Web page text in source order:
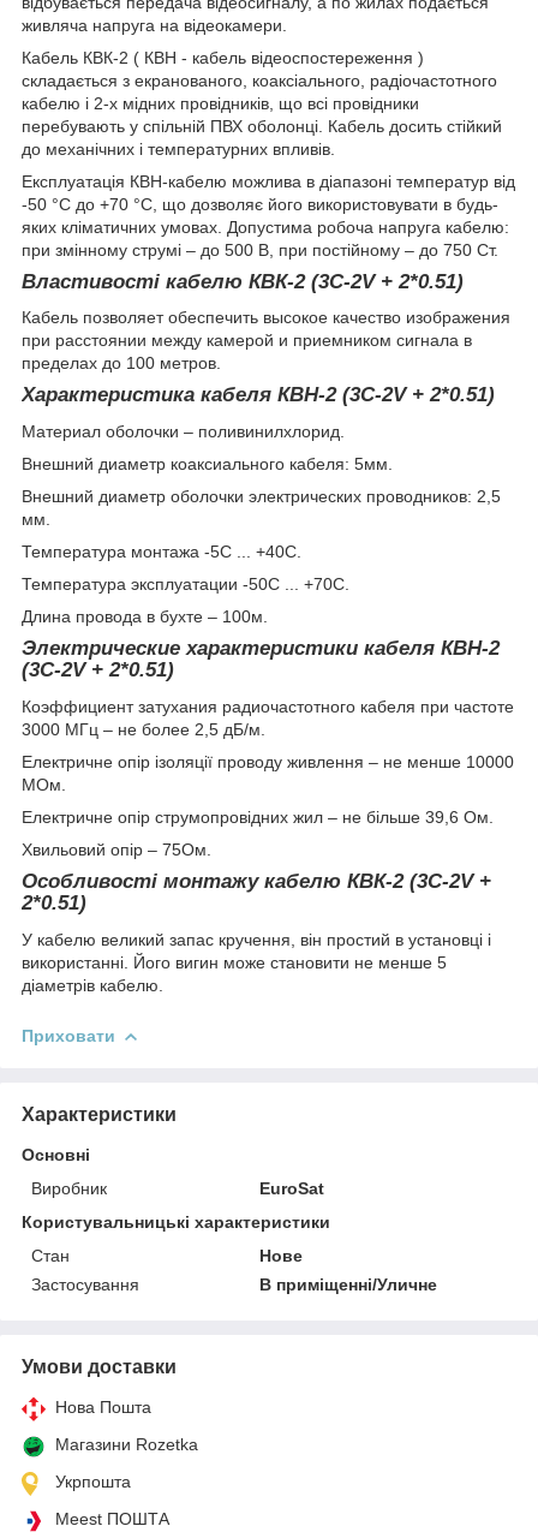
живляча напруга на відеокамери.
Кабель КВК-2 ( КВН - кабель відеоспостереження )
складається з екранованого, коаксіального, радіочастотного
кабелю і 2-х мідних провідників, що всі провідники
перебувають у спільній ПВХ оболонці. Кабель досить стійкий
до механічних і температурних впливів.
Експлуатація КВН-кабелю можлива в діапазоні температур від
-50 °C до +70 °C, що дозволяє його використовувати в будь-
яких кліматичних умовах. Допустима робоча напруга кабелю:
при змінному струмі – до 500 В, при постійному – до 750 Ст.
Властивості кабелю КВК-2 (3C-2V + 2*0.51)
Кабель позволяет обеспечить высокое качество изображения
при расстоянии между камерой и приемником сигнала в
пределах до 100 метров.
Характеристика кабеля КВН-2 (3C-2V + 2*0.51)
Материал оболочки – поливинилхлорид.
Внешний диаметр коаксиального кабеля: 5мм.
Внешний диаметр оболочки электрических проводников: 2,5
мм.
Температура монтажа -5С ... +40С.
Температура эксплуатации -50С ... +70С.
Длина провода в бухте – 100м.
Электрические характеристики кабеля КВН-2
(3C-2V + 2*0.51)
Коэффициент затухания радиочастотного кабеля при частоте
3000 МГц – не более 2,5 дБ/м.
Електричне опір ізоляції проводу живлення – не менше 10000
МОм.
Електричне опір струмопровідних жил – не більше 39,6 Ом.
Хвильовий опір – 75Ом.
Особливості монтажу кабелю КВК-2 (3C-2V +
2*0.51)
У кабелю великий запас кручення, він простий в установці і
використанні. Його вигин може становити не менше 5
діаметрів кабелю.
Приховати
Характеристики
Основні
Виробник
EuroSat
Користувальницькі характеристики
Стан
Нове
Застосування
В приміщенні/Уличне
Умови доставки
Нова Пошта
Магазини Rozetka
Укрпошта
Meest ПОШТА